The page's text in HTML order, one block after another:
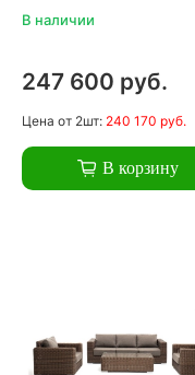
В наличии
247 600 руб.
Цена от 2шт: 240 170 руб.
В корзину